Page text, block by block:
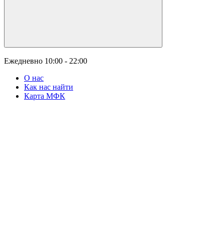
Ежедневно 10:00 - 22:00
О нас
Как нас найти
Карта МФК